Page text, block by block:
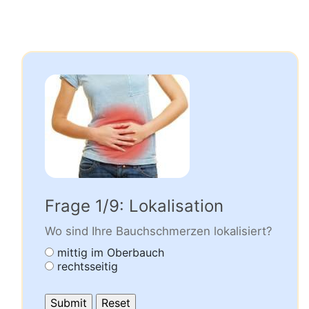
Frage 1/9: Lokalisation
Wo sind Ihre Bauchschmerzen lokalisiert?
mittig im Oberbauch
rechtsseitig